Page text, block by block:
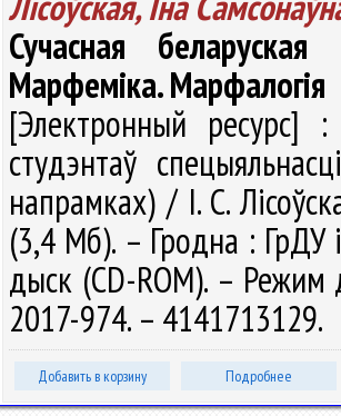
Сучасная
Марфеміка. Марфалогія
[Электронный ресурс] :
студэнтаў
напрамках) / І. С.
(3,4 Мб). – Гродна : ГрДУ
дыск (CD-ROM). –
2017-974. – 4141713129.
Добавить в корзину Подробнее